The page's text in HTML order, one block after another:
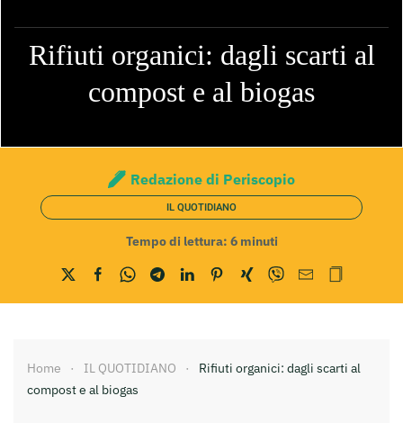
Rifiuti organici: dagli scarti al
compost e al biogas
Redazione di Periscopio
IL QUOTIDIANO
Tempo di lettura: 6 minuti
Home IL QUOTIDIANO
Rifiuti organici: dagli scarti al
compost e al biogas